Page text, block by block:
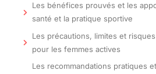
Les bénéfices prouvés et les
santé et la pratique sportive
Les précautions, limites et
pour les femmes actives
Les recommandations pratiques